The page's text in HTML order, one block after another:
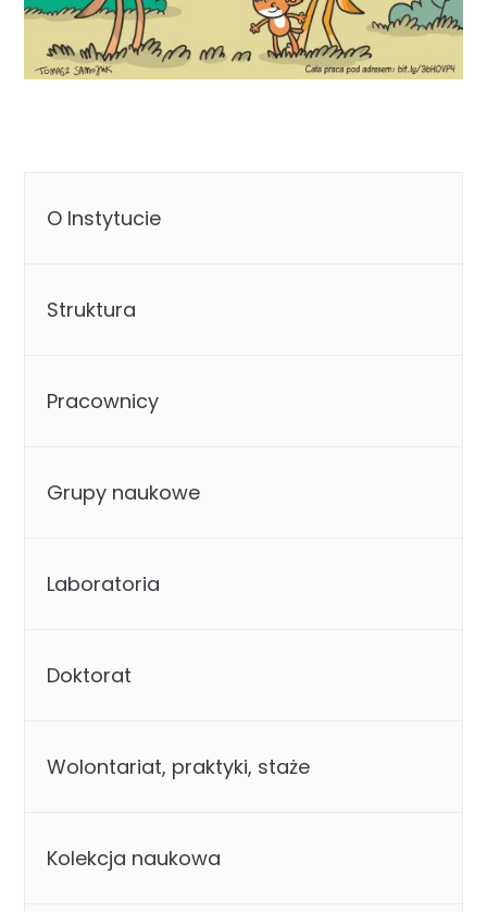
O Instytucie
Struktura
Pracownicy
Grupy naukowe
Laboratoria
Doktorat
Wolontariat, praktyki, staże
Kolekcja naukowa